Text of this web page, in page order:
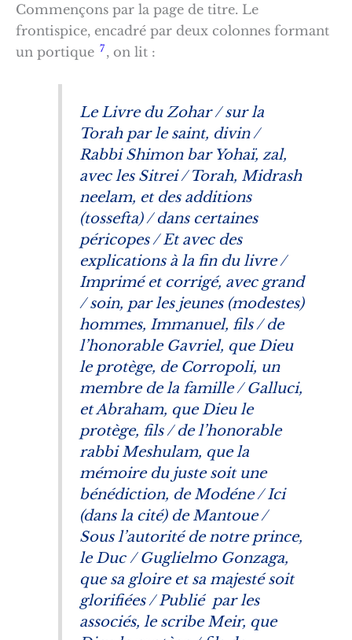
Commençons par la page de titre. Le
frontispice, encadré par deux colonnes formant
un portique 7 , on lit :
Le Livre du Zohar / sur la
Torah par le saint, divin /
Rabbi Shimon bar Yohaï, zal,
avec les Sitrei / Torah, Midrash
neelam, et des additions
(tossefta) / dans certaines
péricopes / Et avec des
explications à la fin du livre /
Imprimé et corrigé, avec grand
/ soin, par les jeunes (modestes)
hommes, Immanuel, fils / de
l’honorable Gavriel, que Dieu
le protège, de Corropoli, un
membre de la famille / Galluci,
et Abraham, que Dieu le
protège, fils / de l’honorable
rabbi Meshulam, que la
mémoire du juste soit une
bénédiction, de Modéne / Ici
(dans la cité) de Mantoue /
Sous l’autorité de notre prince,
le Duc / Guglielmo Gonzaga,
que sa gloire et sa majesté soit
glorifiées / Publié par les
associés, le scribe Meir, que